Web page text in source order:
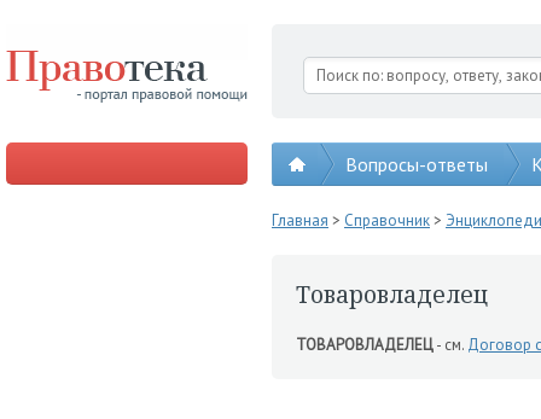
Вопросы-ответы
Главная > Справочник>
Товаровладелец
ТОВАРОВЛАДЕЛЕЦ- см. Договор